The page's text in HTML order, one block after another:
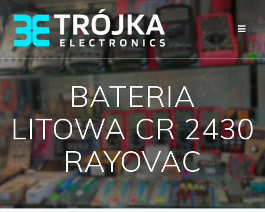
Przejdź
do
treści
BATERIA
LITOWA CR 2430
RAYOVAC